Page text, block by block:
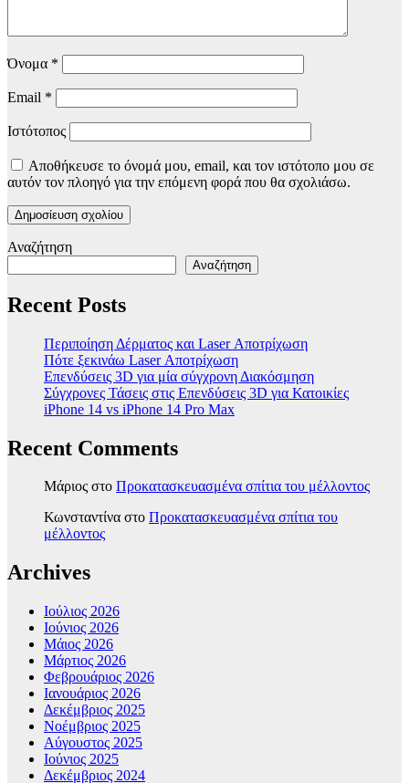
Όνομα *
Email *
Ιστότοπος
Αποθήκευσε το όνομά μου, email, και τον ιστότοπο μου σε
αυτόν τον πλοηγό για την επόμενη φορά που θα σχολιάσω.
Αναζήτηση
Αναζήτηση
Recent Posts
Περιποίηση Δέρματος και Laser Αποτρίχωση
Πότε ξεκινάω Laser Αποτρίχωση
Επενδύσεις 3D για μία σύγχρονη Διακόσμηση
Σύγχρονες Τάσεις στις Επενδύσεις 3D για Κατοικίες
iPhone 14 vs iPhone 14 Pro Max
Recent Comments
Μάριος στο Προκατασκευασμένα σπίτια του μέλλοντος
Κωνσταντίνα στο Προκατασκευασμένα σπίτια του
μέλλοντος
Archives
Ιούλιος 2026
Ιούνιος 2026
Μάιος 2026
Μάρτιος 2026
Φεβρουάριος 2026
Ιανουάριος 2026
Δεκέμβριος 2025
Νοέμβριος 2025
Αύγουστος 2025
Ιούνιος 2025
Δεκέμβριος 2024